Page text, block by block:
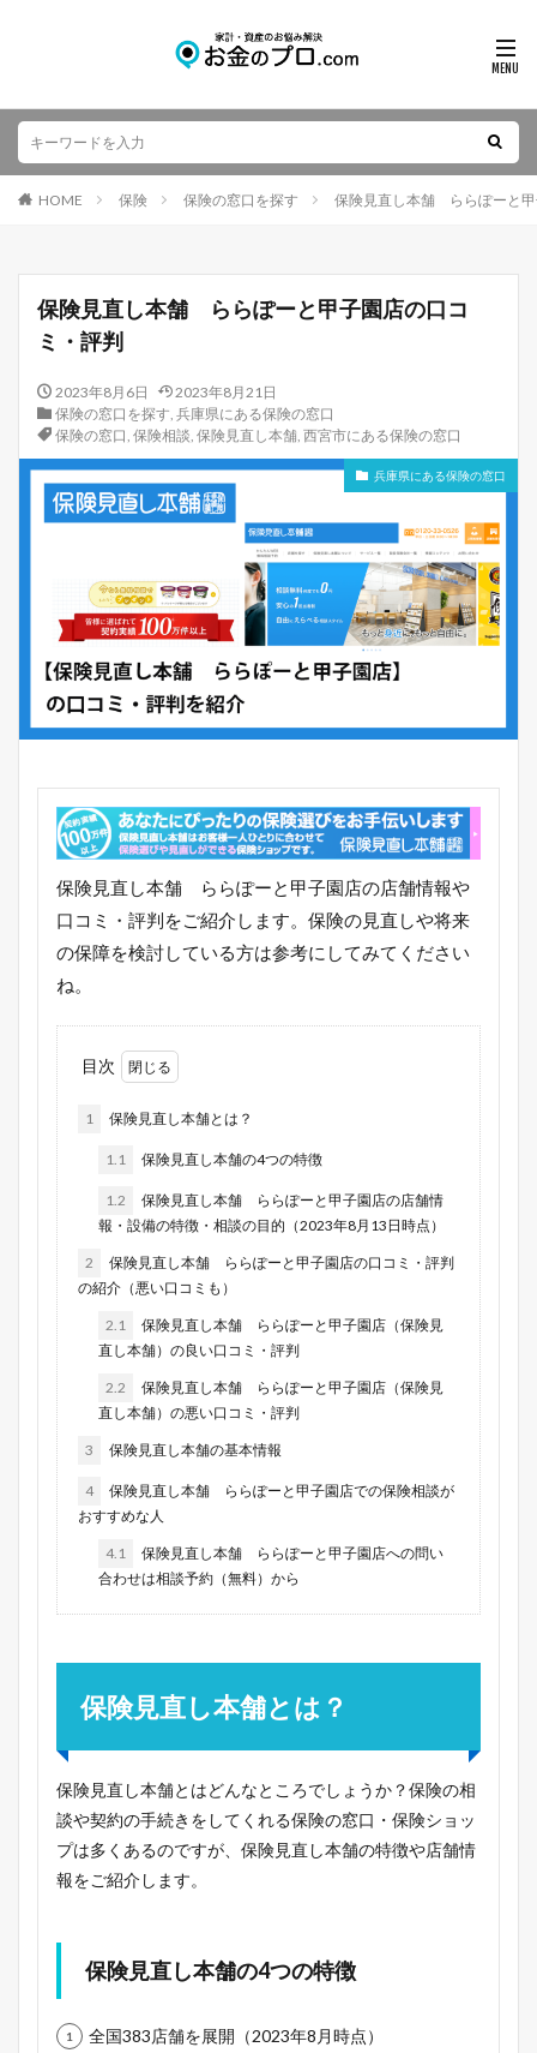
HOME 保険 保険の窓口を探す 保険見直し本舗 ららぽーと
保険見直し本舗 ららぽーと甲子園店の口コ
ミ・評判
2023年8月6日
2023年8月21日
保険の窓口を探す, 兵庫県にある保険の窓口
保険の窓口, 保険相談, 保険見直し本舗, 西宮市にある保険の窓口
兵庫県にある保険の窓口
保険見直し本舗 ららぽーと甲子園店の店舗情報や
口コミ・評判をご紹介します。保険の見直しや将来
の保障を検討している方は参考にしてみてください
ね。
目次
1 保険見直し本舗とは？
1.1 保険見直し本舗の4つの特徴
1.2
保険見直し本舗 ららぽーと甲子園店の店舗情
報・設備の特徴・相談の目的（2023年8月13日時点）
2
保険見直し本舗 ららぽーと甲子園店の口コミ・評判
の紹介（悪い口コミも）
2.1
保険見直し本舗 ららぽーと甲子園店（保険見
直し本舗）の良い口コミ・評判
2.2
保険見直し本舗 ららぽーと甲子園店（保険見
直し本舗）の悪い口コミ・評判
3 保険見直し本舗の基本情報
4
保険見直し本舗 ららぽーと甲子園店での保険相談が
おすすめな人
4.1
保険見直し本舗 ららぽーと甲子園店への問い
合わせは相談予約（無料）から
保険見直し本舗とは？
保険見直し本舗とはどんなところでしょうか？保険の相
談や契約の手続きをしてくれる保険の窓口・保険ショッ
プは多くあるのですが、保険見直し本舗の特徴や店舗情
報をご紹介します。
保険見直し本舗の4つの特徴
全国383店舗を展開（2023年8月時点）